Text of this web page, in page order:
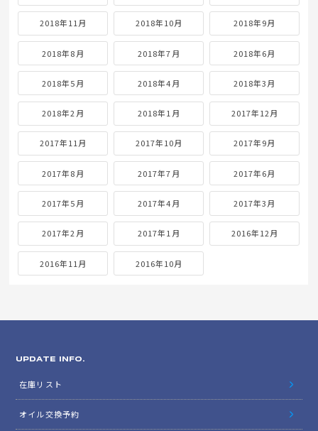
2018年11月 2018年10月 2018年9月
2018年8月 2018年7月 2018年6月
2018年5月 2018年4月 2018年3月
2018年2月 2018年1月 2017年12月
2017年11月 2017年10月 2017年9月
2017年8月 2017年7月 2017年6月
2017年5月 2017年4月 2017年3月
2017年2月 2017年1月 2016年12月
2016年11月 2016年10月
UPDATE INFO.
在庫リスト
オイル交換予約